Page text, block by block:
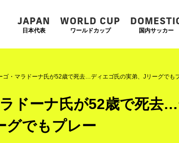
JAPAN
日本代表
WORLD CUP
ワールドカップ 国内サッカー
ゴ・マラドーナ氏が52歳で死去…ディエゴ氏の実弟、Jリーグでも
ドーナ氏が52歳で死去
グでもプレー